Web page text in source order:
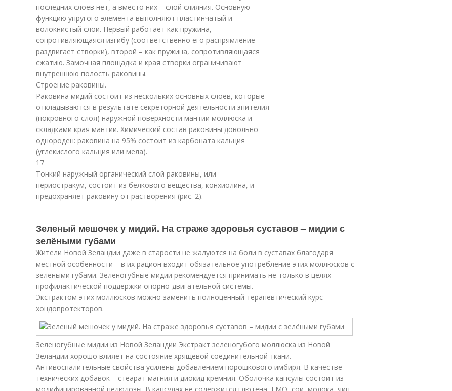
последних слоев нет, а вместо них – слой слияния. Основную
функцию упругого элемента выполняют пластинчатый и
волокнистый слои. Первый работает как пружина,
сопротивляющаяся изгибу (соответственно его распрямление
раздвигает створки), второй – как пружина, сопротивляющаяся
сжатию. Замочная площадка и края створки ограничивают
внутреннюю полость раковины.
Строение раковины.
Раковина мидий состоит из нескольких основных слоев, которые
откладываются в результате секреторной деятельности эпителия
(покровного слоя) наружной поверхности мантии моллюска и
складками края мантии. Химический состав раковины довольно
однороден: раковина на 95% состоит из карбоната кальция
(углекислого кальция или мела).
17
Тонкий наружный органический слой раковины, или
периостракум, состоит из белкового вещества, конхиолина, и
предохраняет раковину от растворения (рис. 2).
Зеленый мешочек у мидий. На страже здоровья суставов – мидии с
зелёными губами
Жители Новой Зеландии даже в старости не жалуются на боли в суставах благодаря
местной особенности – в их рацион входит обязательное употребление этих моллюсков с
зелёными губами. Зеленогубные мидии рекомендуется принимать не только в целях
профилактической поддержки опорно-двигательной системы.
Экстрактом этих моллюсков можно заменить полноценный терапевтический курс
хондопротекторов.
Зеленогубные мидии из Новой Зеландии Экстракт зеленогубого моллюска из Новой
Зеландии хорошо влияет на состояние хрящевой соединительной ткани.
Антивоспалительные свойства усилены добавлением порошкового имбиря. В качестве
технических добавок – стеарат магния и диокид кремния. Оболочка капсулы состоит из